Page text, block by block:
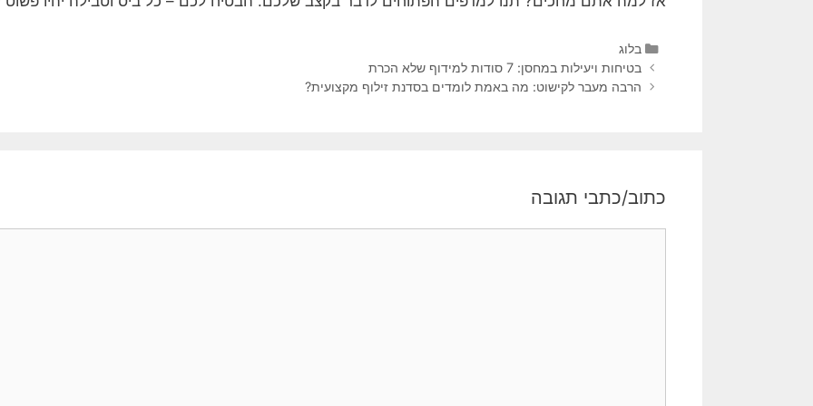
בלוג
בטיחות ויעילות במחסן: 7 סודות למידוף שלא הכרת
הרבה מעבר לקישוט: מה באמת לומדים בסדנת זילוף מקצועית?
כתוב/כתבי תגובה